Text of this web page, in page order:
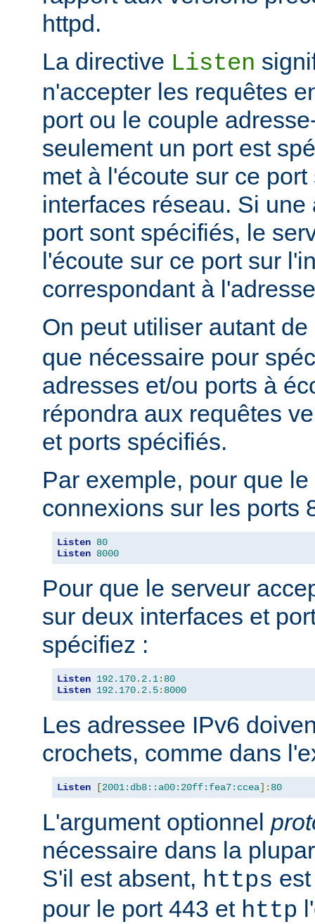
httpd.
La directive Listen
n'accepter les requêtes
port ou le couple
seulement un port est
met à l'écoute sur ce
interfaces réseau. Si une
port sont spécifiés, le
l'écoute sur ce port sur
correspondant à
On peut utiliser autant
que nécessaire pour
adresses et/ou ports à
répondra aux requêtes
et ports spécifiés.
Par exemple, pour que
connexions sur les ports
Listen 80
Listen 8000
Pour que le serveur
sur deux interfaces et
spécifiez :
Listen 192.170. 2.1: 80
Listen 192.170. 2.5: 8000
Les adressee IPv6
crochets, comme dans
Listen [2001:db8::a00:20ff:fea7:ccea]: 80
L'argument optionnel
nécessaire dans la
S'il est absent, https
pour le port 443 et http